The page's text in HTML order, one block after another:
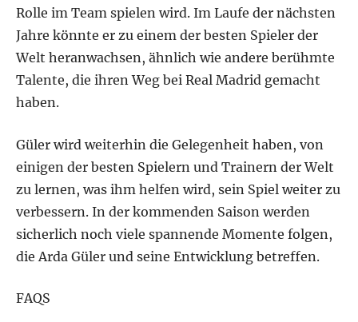
Rolle im Team spielen wird. Im Laufe der nächsten
Jahre könnte er zu einem der besten Spieler der
Welt heranwachsen, ähnlich wie andere berühmte
Talente, die ihren Weg bei Real Madrid gemacht
haben.
Güler wird weiterhin die Gelegenheit haben, von
einigen der besten Spielern und Trainern der Welt
zu lernen, was ihm helfen wird, sein Spiel weiter zu
verbessern. In der kommenden Saison werden
sicherlich noch viele spannende Momente folgen,
die Arda Güler und seine Entwicklung betreffen.
FAQS